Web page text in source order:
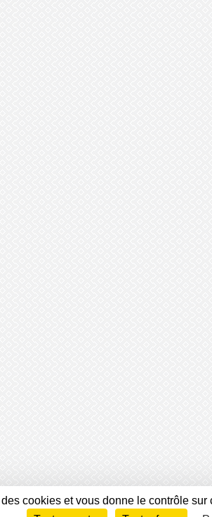
cookies et vous donne le contrôle